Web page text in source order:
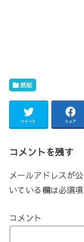
競艇
ツイート シェア
コメントを残す
メールアドレスが
いている欄は必須
コメント